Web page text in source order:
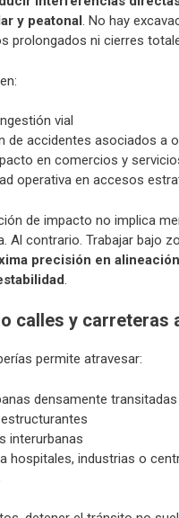
y peatonal. No hay
prolongados ni cierres
vial
de accidentes asociados a
en comercios y
operativa en accesos
de impacto no implica
Al contrario. Trabajar bajo
precisión en
calles y carreteras
permite atravesar:
densamente transitadas
interurbanas
hospitales, industrias o